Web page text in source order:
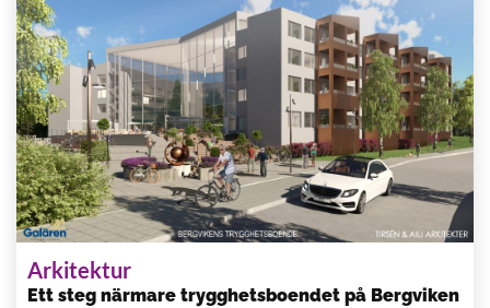
Arkitektur
Ett steg närmare trygghetsboendet på Bergviken